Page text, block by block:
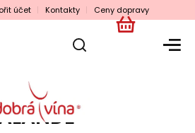
účet Kontakty Ceny dopravy
NÁKUPNÍ